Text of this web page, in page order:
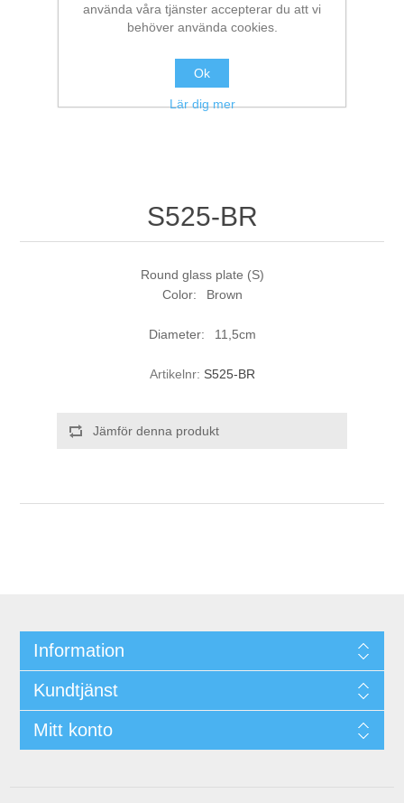
S525-BR
Round glass plate (S)
Color: Brown
Diameter: 11,5cm
Artikelnr: S525-BR
Jämför denna produkt
Information
Kundtjänst
Mitt konto
använda våra tjänster accepterar du att vi
behöver använda cookies.
Ok
Lär dig mer